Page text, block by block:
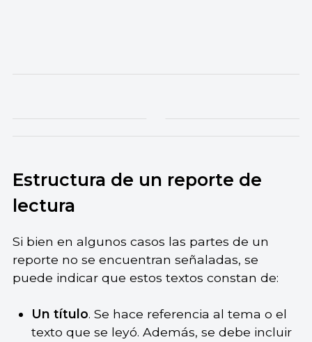
Estructura de un reporte de
lectura
Si bien en algunos casos las partes de un
reporte no se encuentran señaladas, se
puede indicar que estos textos constan de:
Un título. Se hace referencia al tema o el
texto que se leyó. Además, se debe incluir